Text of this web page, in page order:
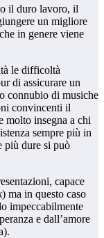
il duro lavoro, il
un migliore
in genere viene
le difficoltà
di assicurare un
connubio di musiche
convincenti il
molto insegna a chi
sempre più in
più dure si può
capace
) ma in questo caso
impeccabilmente
e dall’amore